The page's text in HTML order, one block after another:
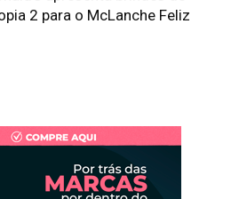
2 para o McLanche Feliz